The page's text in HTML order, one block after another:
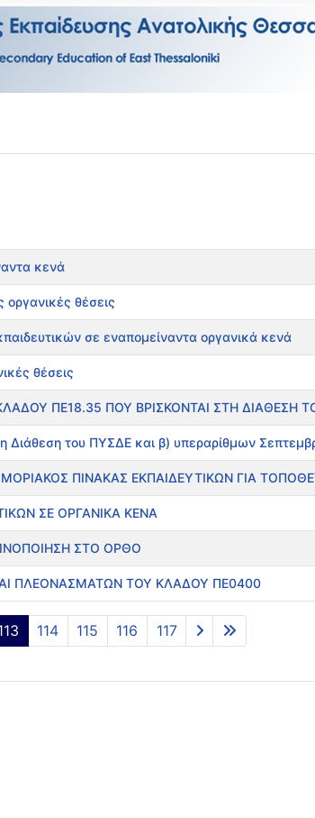
κενά
θέσεις
σε εναπομείναντα οργανικά κενά
θέσεις
ΠΕ18.35 ΠΟΥ ΒΡΙΣΚΟΝΤΑΙ ΣΤΗ ΔΙΑΘΕΣΗ
Διάθεση του ΠΥΣΔΕ και β) υπεραρίθμων
ΠΙΝΑΚΑΣ ΕΚΠΑΙΔΕΥΤΙΚΩΝ ΓΙΑ
ΣΕ ΟΡΓΑΝΙΚΑ ΚΕΝΑ
ΣΤΟ ΟΡΘΟ
ΠΛΕΟΝΑΣΜΑΤΩΝ ΤΟΥ ΚΛΑΔΟΥ ΠΕ0400
114 115 116 117